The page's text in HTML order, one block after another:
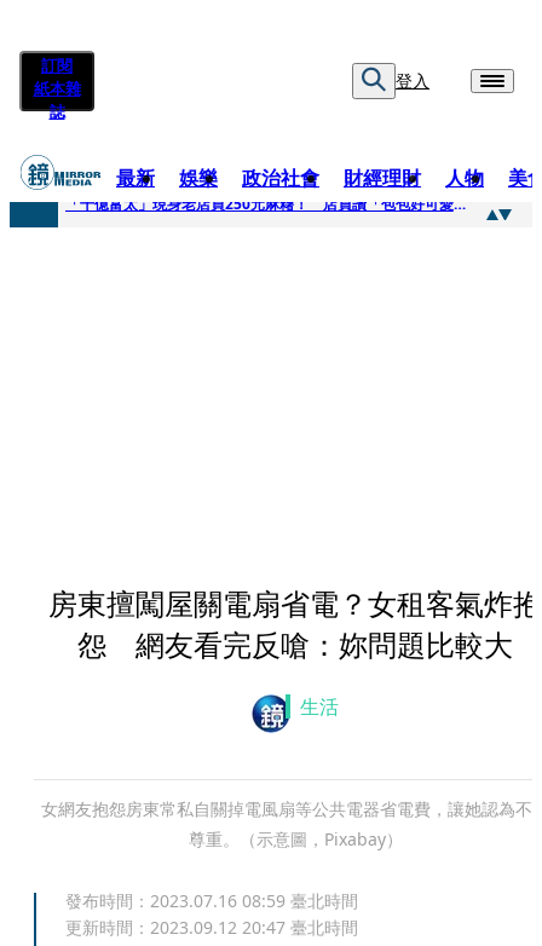
訂閱
紙本雜
誌
登入
最新 娛樂 政治社會 財經理財 人物 美
快訊
「千億富太」現身老店買250元麻糬！ 店員讚「包包好可愛」她笑回：我自己做的
房東擅闖屋關電扇省電？女租客氣炸抱
怨 網友看完反嗆：妳問題比較大
生活
女網友抱怨房東常私自關掉電風扇等公共電器省電費，讓她認為不
尊重。（示意圖，Pixabay）
發布時間： 2023.07.16 08:59 臺北時間
更新時間： 2023.09.12 20:47 臺北時間